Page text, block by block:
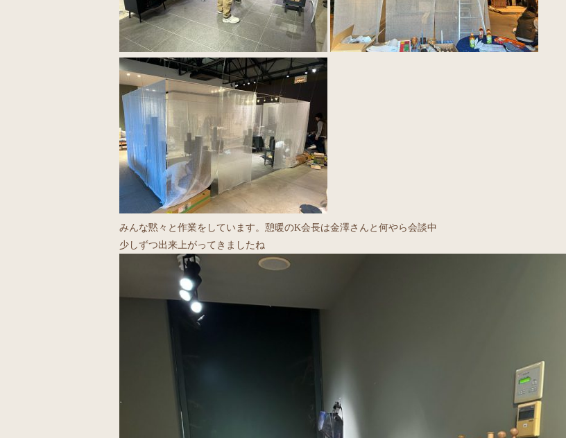
みんな黙々と作業をしています。憩暖のK会長は金澤さんと何やら会談中
少しずつ出来上がってきましたね